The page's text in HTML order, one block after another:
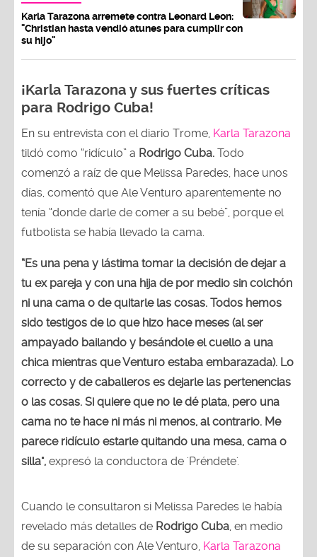
Karla Tarazona arremete contra Leonard Leon:
"Christian hasta vendió atunes para cumplir con
su hijo"
¡Karla Tarazona y sus fuertes críticas
para Rodrigo Cuba!
En su entrevista con el diario Trome, Karla Tarazona
tildó como “ridículo” a Rodrigo Cuba. Todo
comenzó a raíz de que Melissa Paredes, hace unos
días, comentó que Ale Venturo aparentemente no
tenía “donde darle de comer a su bebé”, porque el
futbolista se había llevado la cama.
“Es una pena y lástima tomar la decisión de dejar a
tu ex pareja y con una hija de por medio sin colchón
ni una cama o de quitarle las cosas. Todos hemos
sido testigos de lo que hizo hace meses (al ser
ampayado bailando y besándole el cuello a una
chica mientras que Venturo estaba embarazada). Lo
correcto y de caballeros es dejarle las pertenencias
o las cosas. Si quiere que no le dé plata, pero una
cama no te hace ni más ni menos, al contrario. Me
parece ridículo estarle quitando una mesa, cama o
silla", expresó la conductora de 'Préndete'.
Cuando le consultaron si Melissa Paredes le había
revelado más detalles de Rodrigo Cuba , en medio
de su separación con Ale Venturo, Karla Tarazona